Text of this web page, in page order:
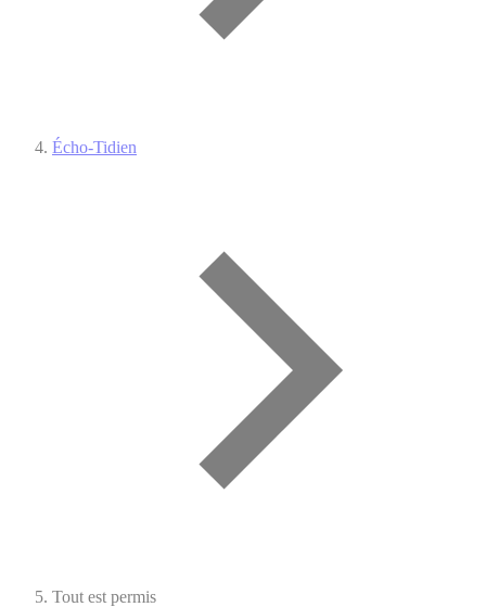
Écho-Tidien
Tout est permis